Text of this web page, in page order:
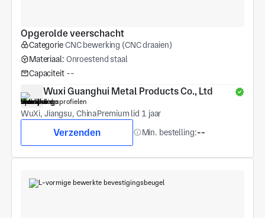
Opgerolde veerschacht
CategorieCNC bewerking (CNC draaien)
Materiaal: Onroestend staal
Capaciteit --
Wuxi Guanghui Metal Products Co., Ltd
WuXi, Jiangsu, ChinaPremium lid 1 jaar
Verzenden Min. bestelling:--